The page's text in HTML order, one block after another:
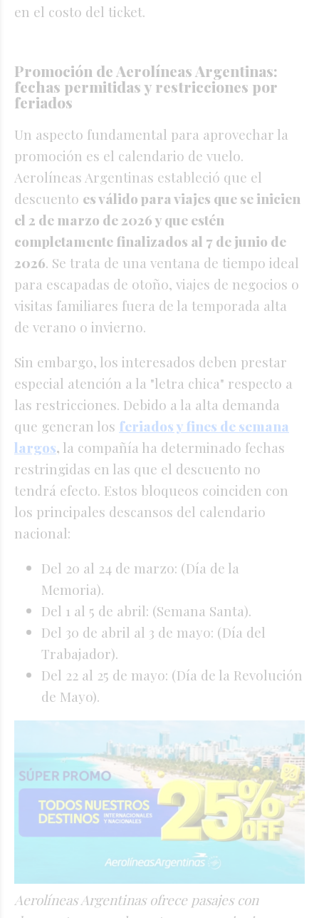
en el costo del ticket.
Promoción de Aerolíneas Argentinas:
fechas permitidas y restricciones por
feriados
Un aspecto fundamental para aprovechar la
promoción es el calendario de vuelo.
Aerolíneas Argentinas estableció que el
descuento es válido para viajes que se inicien
el 2 de marzo de 2026 y que estén
completamente finalizados al 7 de junio de
2026. Se trata de una ventana de tiempo ideal
para escapadas de otoño, viajes de negocios o
visitas familiares fuera de la temporada alta
de verano o invierno.
Sin embargo, los interesados deben prestar
especial atención a la "letra chica" respecto a
las restricciones. Debido a la alta demanda
que generan los feriados y fines de semana
largos, la compañía ha determinado fechas
restringidas en las que el descuento no
tendrá efecto. Estos bloqueos coinciden con
los principales descansos del calendario
nacional:
Del 20 al 24 de marzo: (Día de la
Memoria).
Del 1 al 5 de abril: (Semana Santa).
Del 30 de abril al 3 de mayo: (Día del
Trabajador).
Del 22 al 25 de mayo: (Día de la Revolución
de Mayo).
Aerolíneas Argentinas ofrece pasajes con